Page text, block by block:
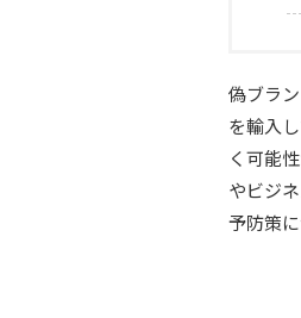
偽ブラ
を輸入
く可能
やビジ
予防策